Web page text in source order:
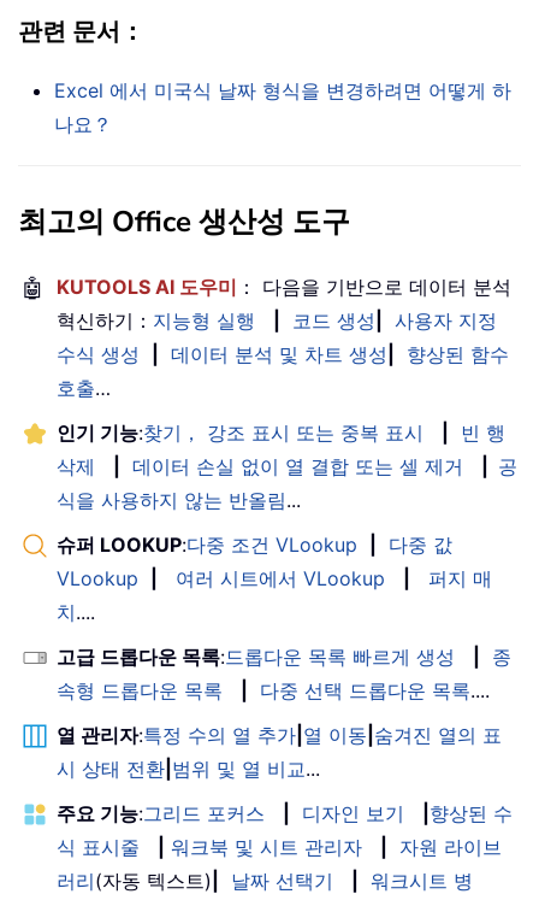
관련 문서：
Excel 에서 미국식 날짜 형식을 변경하려면 어떻게 하
나요？
최고의 Office 생산성 도구
🤖 KUTOOLS AI 도우미 ： 다음을 기반으로 데이터 분석
혁신하기： 지능형 실행 코드 생성
사용자 지정
수식 생성
데이터 분석 및 차트 생성
향상된 함수
호출…
인기 기능:찾기， 강조 표시 또는 중복 표시
빈 행
삭제
데이터 손실 없이 열 결합 또는 셀 제거
공
식을 사용하지 않는 반올림...
슈퍼 LOOKUP:다중 조건 VLookup
다중 값
VLookup
여러 시트에서 VLookup
퍼지 매
치....
고급 드롭다운 목록:드롭다운 목록 빠르게 생성
종
속형 드롭다운 목록
다중 선택 드롭다운 목록....
열 관리자:특정 수의 열 추가 열 이동 숨겨진 열의 표
시 상태 전환 범위 및 열 비교...
주요 기능:그리드 포커스 디자인 보기
향상된 수
식 표시줄
워크북 및 시트 관리자
자원 라이브
러리(자동 텍스트) 날짜 선택기
워크시트 병